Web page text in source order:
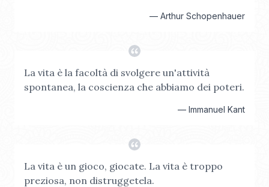
— Arthur Schopenhauer
La vita è la facoltà di svolgere un'attività
spontanea, la coscienza che abbiamo dei poteri.
— Immanuel Kant
La vita è un gioco, giocate. La vita è troppo
preziosa, non distruggetela.